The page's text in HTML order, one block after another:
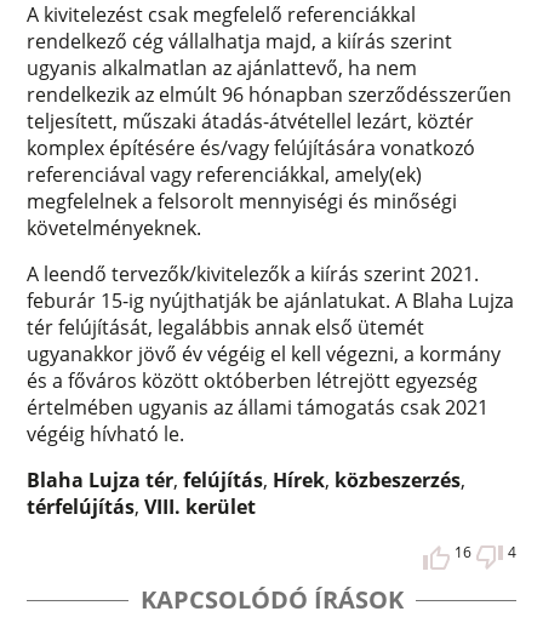
A kivitelezést csak megfelelő referenciákkal
rendelkező cég vállalhatja majd, a kiírás szerint
ugyanis alkalmatlan az ajánlattevő, ha nem
rendelkezik az elmúlt 96 hónapban szerződésszerűen
teljesített, műszaki átadás-átvétellel lezárt, köztér
komplex építésére és/vagy felújítására vonatkozó
referenciával vagy referenciákkal, amely(ek)
megfelelnek a felsorolt mennyiségi és minőségi
követelményeknek.
A leendő tervezők/kivitelezők a kiírás szerint 2021.
feburár 15-ig nyújthatják be ajánlatukat. A Blaha Lujza
tér felújítását, legalábbis annak első ütemét
ugyanakkor jövő év végéig el kell végezni, a kormány
és a főváros között októberben létrejött egyezség
értelmében ugyanis az állami támogatás csak 2021
végéig hívható le.
Blaha Lujza tér,felújítás, Hírek, közbeszerzés,
térfelújítás,VIII. kerület
16 4
KAPCSOLÓDÓ ÍRÁSOK